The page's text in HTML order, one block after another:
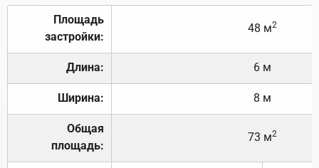
Площадь
застройки:
48 м2
Длина: 6 м
Ширина: 8 м
Общая
площадь:
73 м2